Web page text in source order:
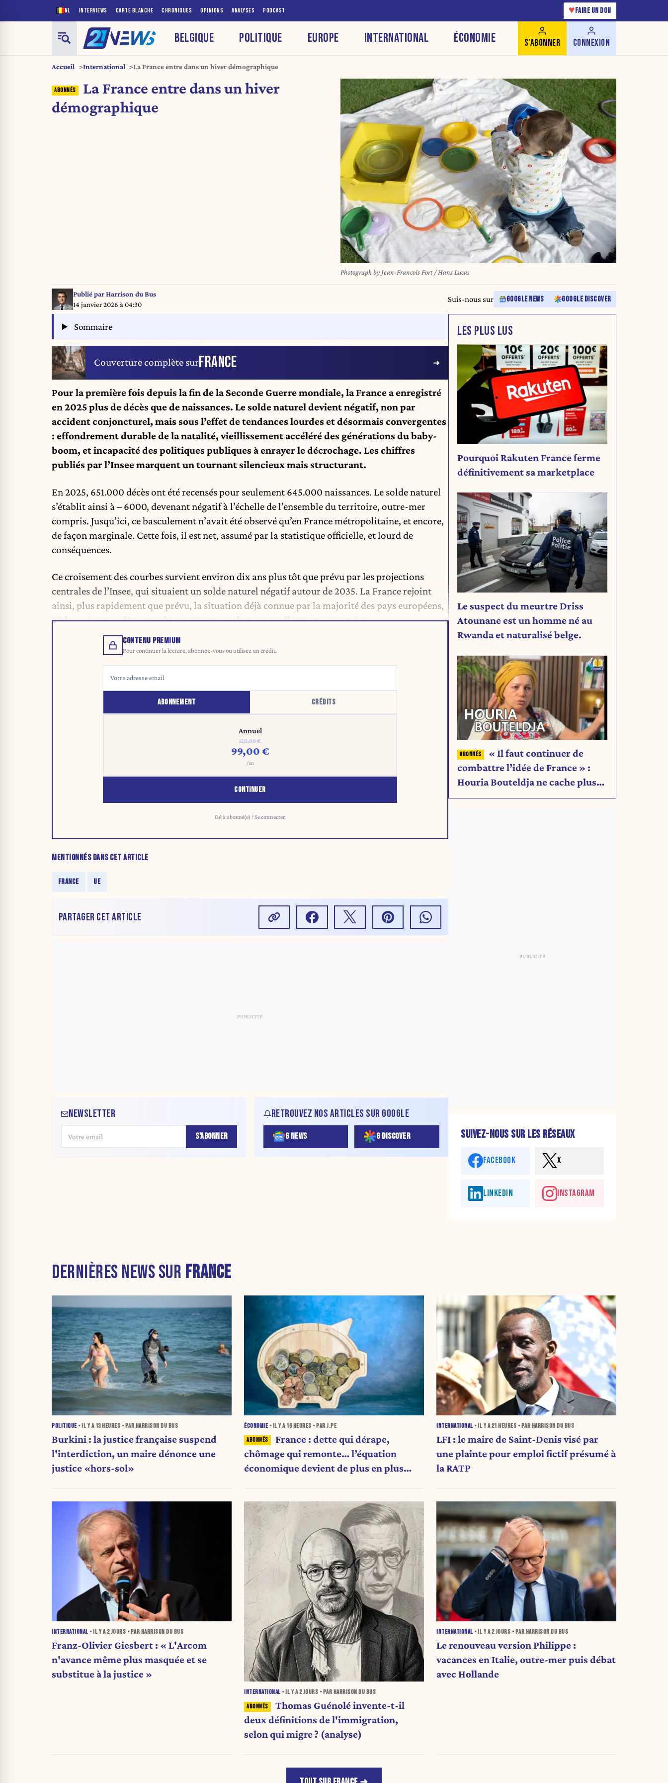
NL INTERVIEWS CARTE BLANCHE CHRONIQUES OPINIONS ANALYSES PODCAST ♥ FAIRE UN DON
BELGIQUE POLITIQUE EUROPE INTERNATIONAL ÉCONOMIE S'ABONNER CONNEXION
Accueil International La France entre dans un hiver démographique
La France entre dans un hiver
démographique
Photograph by Jean-Francois Fort / Hans Lucas
Publié parHarrison du Bus
14 janvier 2026 à 04:30
Suis-nous sur GOOGLE NEWS GOOGLE DISCOVER
Sommaire
Couverture complète surFRANCE
Pour la première fois depuis la fin de la Seconde Guerre mondiale, la France a enregistré
en 2025 plus de décès que de naissances. Le solde naturel devient négatif, non par
accident conjoncturel, mais sous l’effet de tendances lourdes et désormais convergentes
: effondrement durable de la natalité, vieillissement accéléré des générations du baby-
boom, et incapacité des politiques publiques à enrayer le décrochage. Les chiffres
publiés par l’Insee marquent un tournant silencieux mais structurant.
En 2025, 651.000 décès ont été recensés pour seulement 645.000 naissances. Le solde naturel
s’établit ainsi à – 6000, devenant négatif à l’échelle de l’ensemble du territoire, outre-mer
compris. Jusqu’ici, ce basculement n’avait été observé qu’en France métropolitaine, et encore,
de façon marginale. Cette fois, il est net, assumé par la statistique officielle, et lourd de
conséquences.
Ce croisement des courbes survient environ dix ans plus tôt que prévu par les projections
centrales de l’Insee, qui situaient un solde naturel négatif autour de 2035. La France rejoint
ainsi, plus rapidement que prévu, la situation déjà connue par la majorité des pays européens,
où la croissance démographique ne repose plus que sur l’apport migratoire.
CONTENU PREMIUM
Pour continuer la lecture, abonnez-vous ou utilisez un crédit.
ABONNEMENT CRÉDITS
Annuel
120,00 €
99,00 €
/an
CONTINUER
Déjà abonné(e) ?Se connecter
MENTIONNÉS DANS CET ARTICLE
FRANCE UE
PARTAGER CET ARTICLE
NEWSLETTER
S'ABONNER
RETROUVEZ NOS ARTICLES SUR GOOGLE
G NEWS G DISCOVER
LES PLUS LUS
Pourquoi Rakuten France ferme
définitivement sa marketplace
Le suspect du meurtre Driss
Atounane est un homme né au
Rwanda et naturalisé belge.
« Il faut continuer de
combattre l’idée de France » :
Houria Bouteldja ne cache plus
rien de son projet
SUIVEZ-NOUS SUR LES RÉSEAUX
FACEBOOK X
LINKEDIN INSTAGRAM
DERNIÈRES NEWS SUR FRANCE
POLITIQUE • IL Y A 13 HEURES • PAR HARRISON DU BUS
Burkini : la justice française suspend
l'interdiction, un maire dénonce une
justice «hors-sol»
ÉCONOMIE • IL Y A 16 HEURES • PAR J.PE
France : dette qui dérape,
chômage qui remonte… l’équation
économique devient de plus en plus
INTERNATIONAL • IL Y A21 HEURES • PAR HARRISON DU BUS
LFI : le maire de Saint-Denis visé par
une plainte pour emploi fictif présumé à
la RATP
INTERNATIONAL • IL Y A2 JOURS • PAR HARRISON DU BUS
Franz-Olivier Giesbert : « L'Arcom
n'avance même plus masquée et se
substitue à la justice »
INTERNATIONAL • IL Y A2 JOURS • PAR HARRISON DU BUS
Thomas Guénolé invente-t-il
deux définitions de l'immigration,
selon qui migre ? (analyse)
INTERNATIONAL • IL Y A2 JOURS • PAR HARRISON DU BUS
Le renouveau version Philippe :
vacances en Italie, outre-mer puis débat
avec Hollande